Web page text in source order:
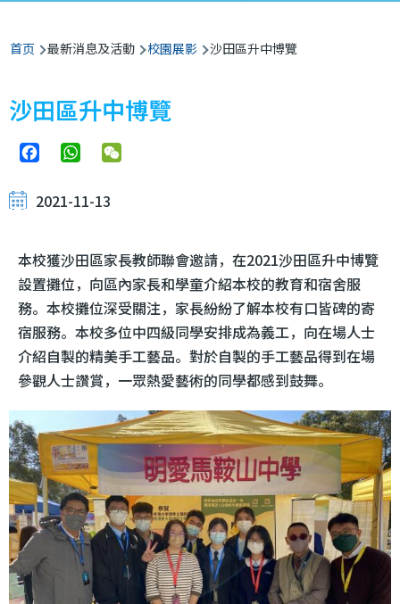
面
包
屑
首页 最新消息及活動 校園展影 沙田區升中博覽
沙田區升中博覽
FacebookWhatsApp
2021-11-13
本校獲沙田區家長教師聯會邀請，在2021沙田區升中博覽
設置攤位，向區內家長和學童介紹本校的教育和宿舍服
務。本校攤位深受關注，家長紛紛了解本校有口皆碑的寄
宿服務。本校多位中四級同學安排成為義工，向在場人士
介紹自製的精美手工藝品。對於自製的手工藝品得到在場
參觀人士讚賞，一眾熱愛藝術的同學都感到鼓舞。